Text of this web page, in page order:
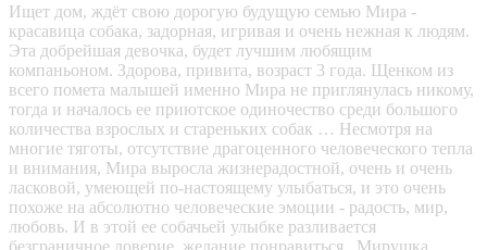
Ищет дом, ждёт свою дорогую будущую семью Мира -
красавица собака, задорная, игривая и очень нежная к людям.
Эта добрейшая девочка, будет лучшим любящим
компаньоном. Здорова, привита, возраст 3 года. Щенком из
всего помета малышей именно Мира не приглянулась никому,
тогда и началось ее приютское одиночество среди большого
количества взрослых и стареньких собак … Несмотря на
многие тяготы, отсутствие драгоценного человеческого тепла
и внимания, Мира выросла жизнерадостной, очень и очень
ласковой, умеющей по-настоящему улыбаться, и это очень
похоже на абсолютно человеческие эмоции - радость, мир,
любовь. И в этой ее собачьей улыбке разливается
безграничное доверие, желание понравиться. Мирушка